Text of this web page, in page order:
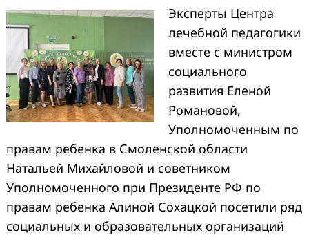
Эксперты Центра
лечебной педагогики
вместе с министром
социального
развития Еленой
Романовой,
Уполномоченным по
правам ребенка в Смоленской области
Натальей Михайловой и советником
Уполномоченного при Президенте РФ по
правам ребенка Алиной Сохацкой посетили ряд
социальных и образовательных организаций